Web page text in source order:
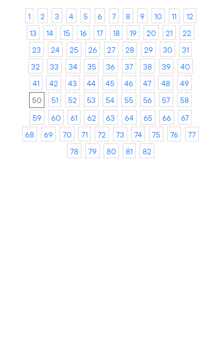
1 2 3 4 5 6 7 8 9 10 11
12
13
14 15 16 17 18 19 20 21
22
23
24 25 26 27 28 29 30
31
32
33 34 35 36 37 38 39
40
41
42 43 44 45 46 47 48
49
50
51 52 53 54 55 56 57
58
59
60 61 62 63 64 65 66
67
68
69 70 71 72 73 74 75 76
77
78
79 80 81 82